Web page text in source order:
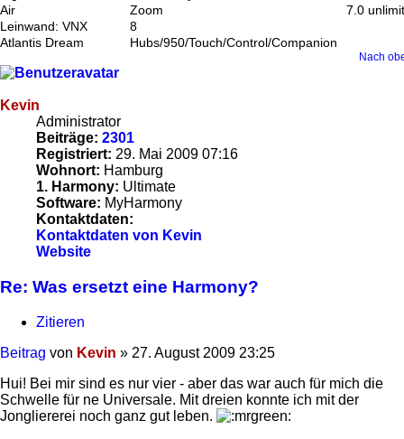
Air
Zoom
7.0
Leinwand: VNX
Atlantis Dream
8
Hubs/950/Touch/Control/Companion
Nach
Kevin
Administrator
Beiträge: 2301
Registriert: 29. Mai 2009 07:16
Wohnort: Hamburg
1. Harmony: Ultimate
Software: MyHarmony
Kontaktdaten:
Kontaktdaten von Kevin
Website
Re: Was ersetzt eine Harmony?
Zitieren
Beitrag von Kevin » 27. August 2009 23:25
Hui! Bei mir sind es nur vier - aber das war auch für mich die
Schwelle für ne Universale. Mit dreien konnte ich mit der
Jongliererei noch ganz gut leben.